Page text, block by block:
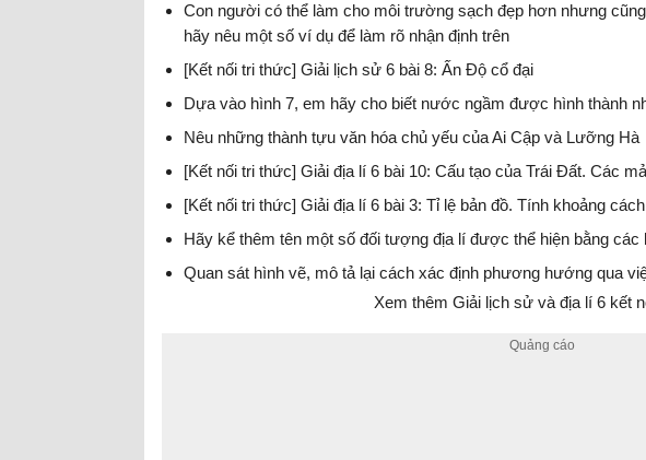
Con người có thể làm cho môi trường sạch đẹp hơn nhưng
hãy nêu một số ví dụ để làm rõ nhận định trên
[Kết nối tri thức] Giải lịch sử 6 bài 8: Ấn Độ cổ đại
Dựa vào hình 7, em hãy cho biết nước ngầm được hình thành
Nêu những thành tựu văn hóa chủ yếu của Ai Cập và Lưỡng Hà
[Kết nối tri thức] Giải địa lí 6 bài 10: Cấu tạo của Trái Đất. Các
[Kết nối tri thức] Giải địa lí 6 bài 3: Tỉ lệ bản đồ. Tính khoảng
Hãy kể thêm tên một số đối tượng địa lí được thể hiện bằng
Quan sát hình vẽ, mô tả lại cách xác định phương hướng qua
Xem thêm Giải lịch sử và địa lí 6 kết